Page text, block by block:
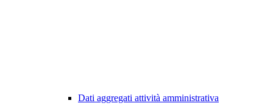
Dati aggregati attività amministrativa